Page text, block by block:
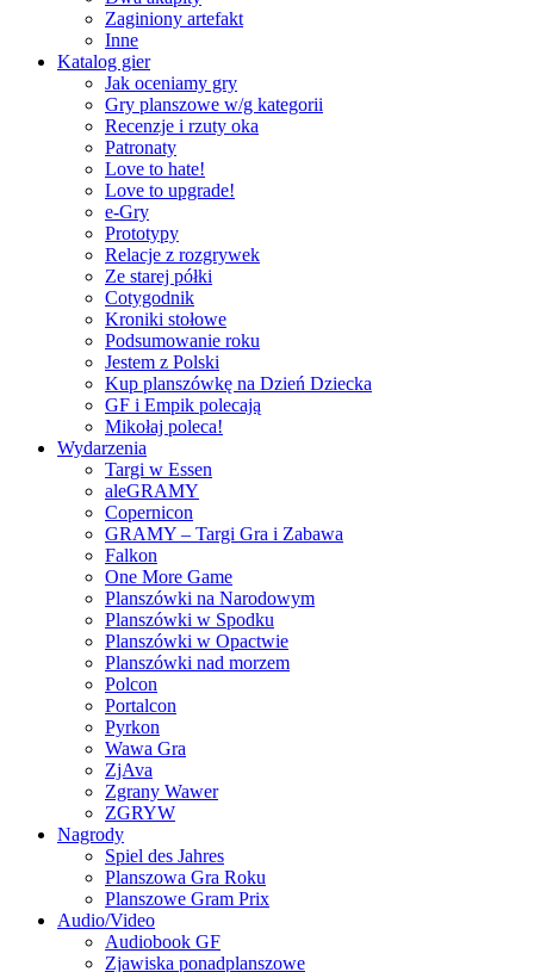
Zaginiony artefakt
Inne
Katalog gier
Jak oceniamy gry
Gry planszowe w/g kategorii
Recenzje i rzuty oka
Patronaty
Love to hate!
Love to upgrade!
e-Gry
Prototypy
Relacje z rozgrywek
Ze starej półki
Cotygodnik
Kroniki stołowe
Podsumowanie roku
Jestem z Polski
Kup planszówkę na Dzień Dziecka
GF i Empik polecają
Mikołaj poleca!
Wydarzenia
Targi w Essen
aleGRAMY
Copernicon
GRAMY – Targi Gra i Zabawa
Falkon
One More Game
Planszówki na Narodowym
Planszówki w Spodku
Planszówki w Opactwie
Planszówki nad morzem
Polcon
Portalcon
Pyrkon
Wawa Gra
ZjAva
Zgrany Wawer
ZGRYW
Nagrody
Spiel des Jahres
Planszowa Gra Roku
Planszowe Gram Prix
Audio/Video
Audiobook GF
Zjawiska ponadplanszowe